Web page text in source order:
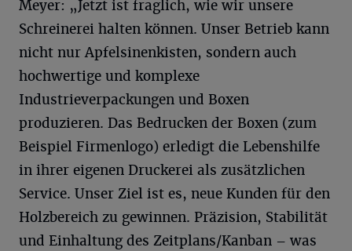
Meyer: „Jetzt ist fraglich, wie wir unsere
Schreinerei halten können. Unser Betrieb kann
nicht nur Apfelsinenkisten, sondern auch
hochwertige und komplexe
Industrieverpackungen und Boxen
produzieren. Das Bedrucken der Boxen (zum
Beispiel Firmenlogo) erledigt die Lebenshilfe
in ihrer eigenen Druckerei als zusätzlichen
Service. Unser Ziel ist es, neue Kunden für den
Holzbereich zu gewinnen. Präzision, Stabilität
und Einhaltung des Zeitplans/Kanban – was